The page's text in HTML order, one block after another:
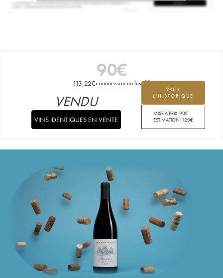
90€
113,22€commission incluse
VOIR
L'HISTORIQUE
MISE À PRIX:90€
ESTIMATION: 120€
VENDU
VINS IDENTIQUES EN VENTE